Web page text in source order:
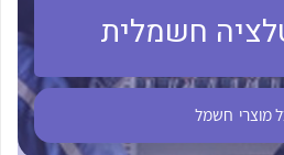
חשמלית
מוצרי חשמל